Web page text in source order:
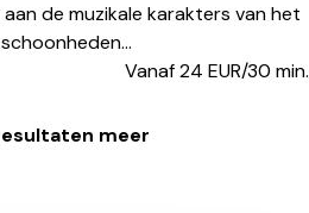
de muzikale karakters van het
Vanaf 24 EUR/30 min.
meer